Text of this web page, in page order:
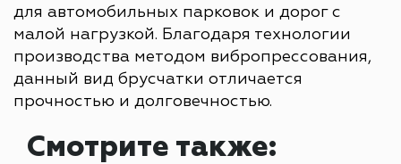
для автомобильных парковок и дорог с
малой нагрузкой. Благодаря технологии
производства методом вибропрессования,
данный вид брусчатки отличается
прочностью и долговечностью.
Смотрите также: